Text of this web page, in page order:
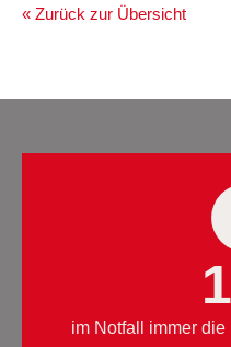
« Zurück zur Übersicht
im Notfall immer